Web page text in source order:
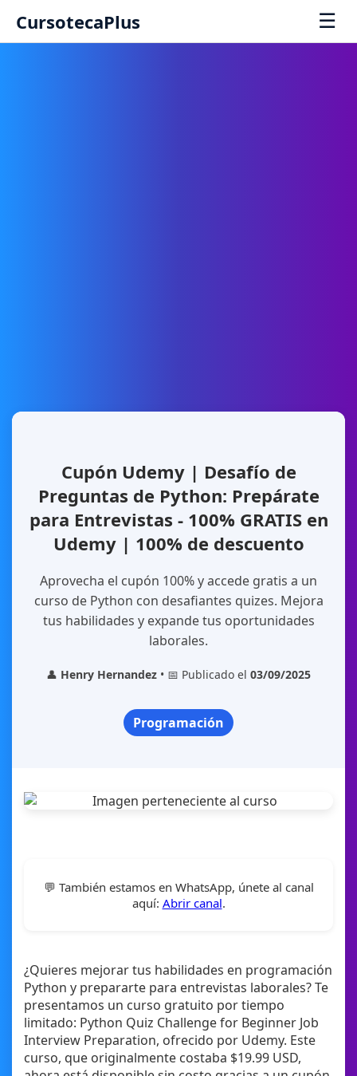
CursotecaPlus ☰
Cupón Udemy | Desafío de
Preguntas de Python: Prepárate
para Entrevistas - 100% GRATIS en
Udemy | 100% de descuento
Aprovecha el cupón 100% y accede gratis a un
curso de Python con desafiantes quizes. Mejora
tus habilidades y expande tus oportunidades
laborales.
👤 Henry Hernandez • 📅 Publicado el 03/09/2025
Programación
💬 También estamos en WhatsApp, únete al canal
aquí: Abrir canal.
¿Quieres mejorar tus habilidades en programación
Python y prepararte para entrevistas laborales? Te
presentamos un curso gratuito por tiempo
limitado: Python Quiz Challenge for Beginner Job
Interview Preparation, ofrecido por Udemy. Este
curso, que originalmente costaba $19.99 USD,